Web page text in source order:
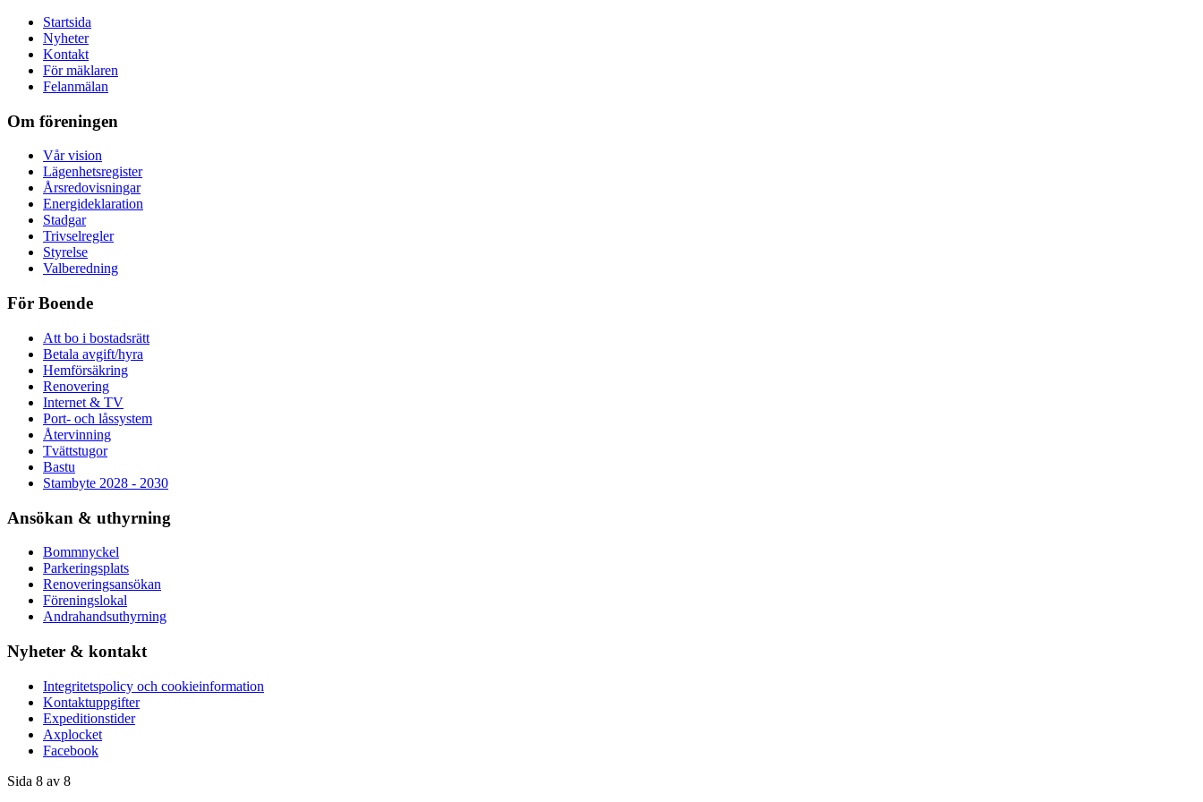
Startsida
Nyheter
Kontakt
För mäklaren
Felanmälan
Om föreningen
Vår vision
Lägenhetsregister
Årsredovisningar
Energideklaration
Stadgar
Trivselregler
Styrelse
Valberedning
För Boende
Att bo i bostadsrätt
Betala avgift/hyra
Hemförsäkring
Renovering
Internet & TV
Port- och låssystem
Återvinning
Tvättstugor
Bastu
Stambyte 2028 - 2030
Ansökan & uthyrning
Bommnyckel
Parkeringsplats
Renoveringsansökan
Föreningslokal
Andrahandsuthyrning
Nyheter & kontakt
Integritetspolicy och cookieinformation
Kontaktuppgifter
Expeditionstider
Axplocket
Facebook
Sida 8 av 8